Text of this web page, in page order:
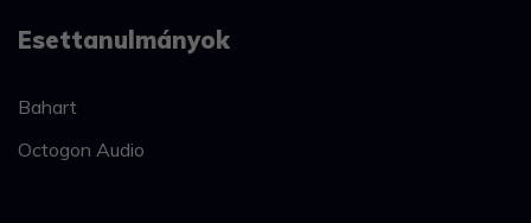
Esettanulmányok
Bahart
Octogon Audio